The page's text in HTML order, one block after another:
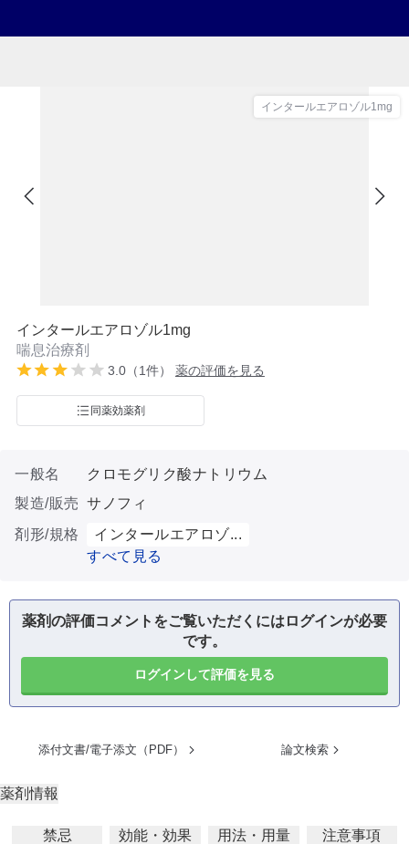
インタールエアロゾル1mg
インタールエアロゾル1mg
喘息治療剤
3.0（1件） 薬の評価を見る
同薬効薬剤
一般名
クロモグリク酸ナトリウム
製造/販売 サノフィ
剤形/規格
インタールエアロゾ...
すべて見る
薬剤の評価コメントをご覧いただくにはログインが必要
です。
ログインして評価を見る
添付文書/電子添文（PDF） 論文検索
薬剤情報
禁忌 効能・効果 用法・用量
注意事項